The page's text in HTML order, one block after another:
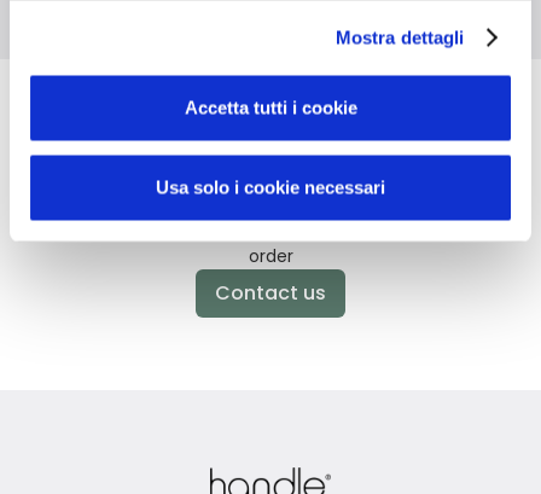
Mostra dettagli
Accetta tutti i cookie
Usa solo i cookie necessari
Didn't find what you're looking
for?
order
Contact us